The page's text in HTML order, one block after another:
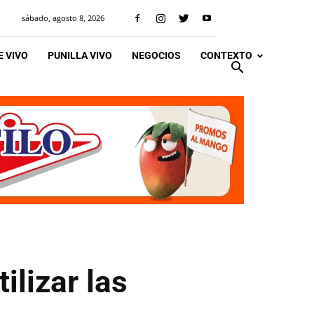
sábado, agosto 8, 2026
VIVO PUNILLA VIVO NEGOCIOS CONTEXTO
las